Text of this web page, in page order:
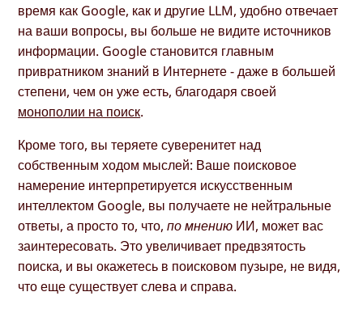
время как Google, как и другие LLM, удобно отвечает
на ваши вопросы, вы больше не видите источников
информации. Google становится главным
привратником знаний в Интернете - даже в большей
степени, чем он уже есть, благодаря своей
монополии на поиск.
Кроме того, вы теряете суверенитет над
собственным ходом мыслей: Ваше поисковое
намерение интерпретируется искусственным
интеллектом Google, вы получаете не нейтральные
ответы, а просто то, что,по мнению ИИ, может вас
заинтересовать. Это увеличивает предвзятость
поиска, и вы окажетесь в поисковом пузыре, не видя,
что еще существует слева и справа.